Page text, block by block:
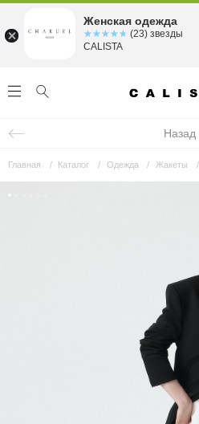
Назад
Главная Каталог Одежда Жакеты
Женская одежда
☆☆☆☆☆
★★★★★ (23) звезды
CALISTA